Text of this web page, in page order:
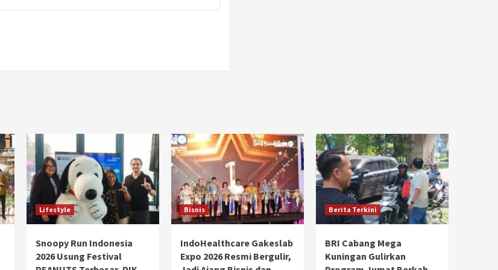
Lifestyle
Snoopy Run Indonesia
2026 Usung Festival
Bisnis
IndoHealthcare Gakeslab
Expo 2026 Resmi Bergulir,
Berita Terkini
BRI Cabang Mega
Kuningan Gulirkan